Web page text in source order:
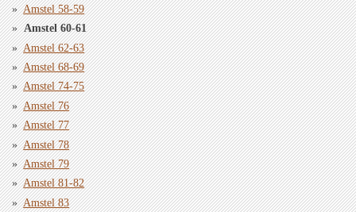
Amstel 58-59
Amstel 60-61
Amstel 62-63
Amstel 68-69
Amstel 74-75
Amstel 76
Amstel 77
Amstel 78
Amstel 79
Amstel 81-82
Amstel 83